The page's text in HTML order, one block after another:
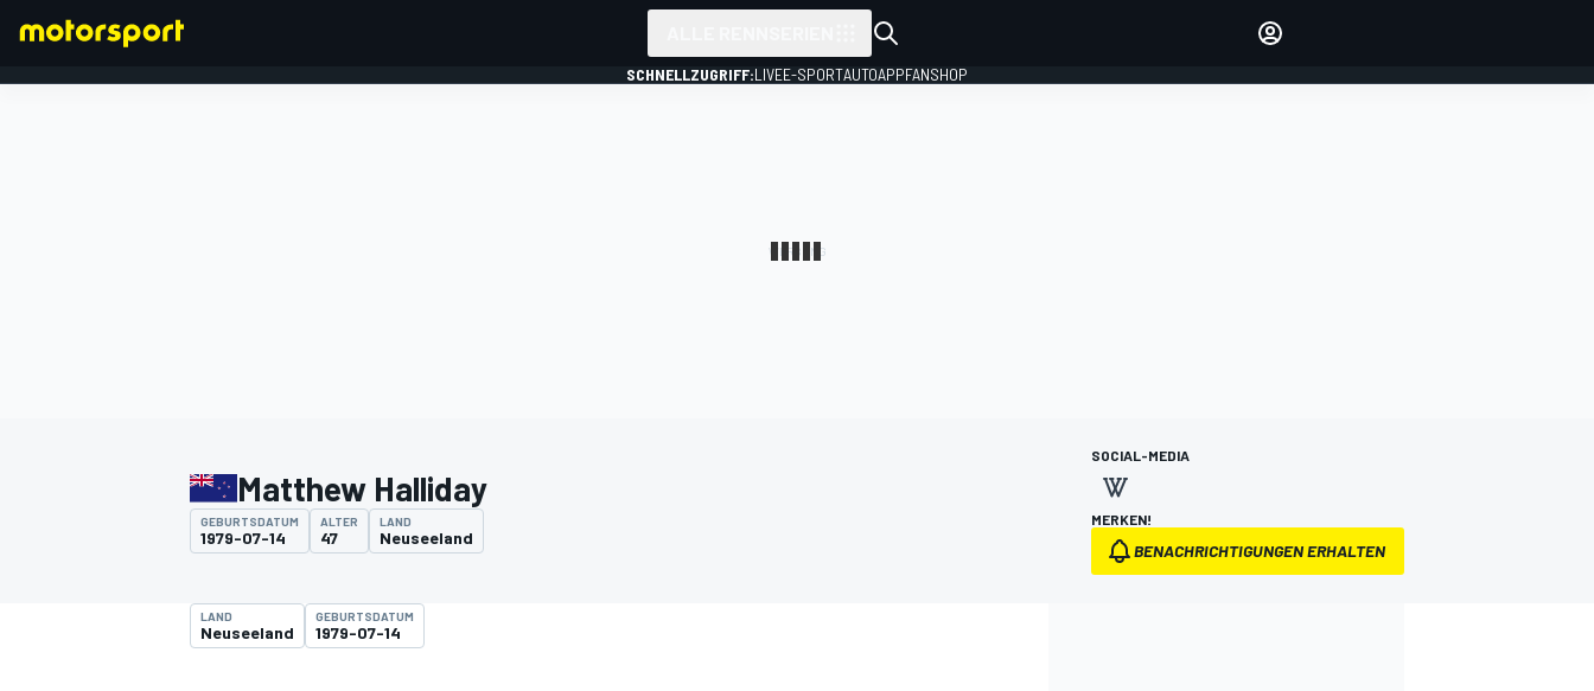
EINLOGGEN
SCHNELLZUGRIFF:LIVEE-SPORTAUTOAPPFANSHOP
Matthew Halliday
GEBURTSDATUM
1979-07-14
ALTER
47
LAND
Neuseeland
SOCIAL-MEDIA
MERKEN!
BENACHRICHTIGUNGEN ERHALTEN
LAND
Neuseeland
GEBURTSDATUM
1979-07-14